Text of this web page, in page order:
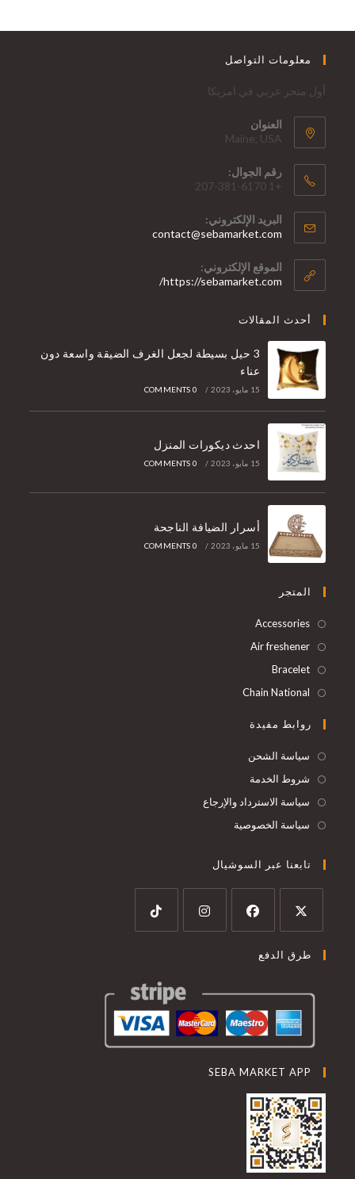
معلومات التواصل
أول متجر عربي في امريكا
العنوان
Maine, USA
رقم الجوال:
+1 207-381-6170
البريد الإلكتروني:
contact@sebamarket.com
الموقع الإلكتروني:
https://sebamarket.com/
أحدث المقالات
3 حيل بسيطة لجعل الغرف الضيقة واسعة دون
عناء
15 مايو، 2023 /
0 COMMENTS
احدث ديكورات المنزل
15 مايو، 2023 /
0 COMMENTS
أسرار الضيافة الناجحة
15 مايو، 2023 /
0 COMMENTS
المتجر
Accessories
Air freshener
Bracelet
Chain National
روابط مفيدة
سياسة الشحن
شروط الخدمة
سياسة الاسترداد والإرجاع
سياسة الخصوصية
تابعنا عبر السوشيال
طرق الدفع
SEBA MARKET APP